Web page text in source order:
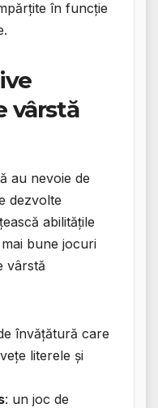
în funcție
vârstă
au nevoie de
dezvolte
abilitățile
bune jocuri
vârstă
învățătură care
literele și
: un joc de